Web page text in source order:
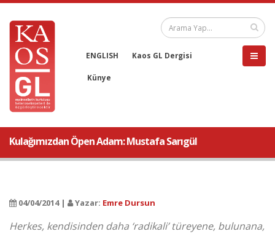
ENGLISH Kaos GL Dergisi
Künye
Kulağımızdan Öpen Adam: Mustafa Sarıgül
04/04/2014 | Yazar: Emre Dursun
Herkes, kendisinden daha ‘radikali’ türeyene, bulunana,